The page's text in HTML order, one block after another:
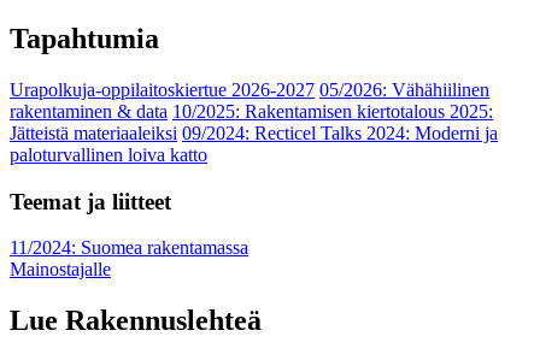
Tapahtumia
Urapolkuja-oppilaitoskiertue 2026-2027 05/2026: Vähähiilinen
rakentaminen & data 10/2025: Rakentamisen kiertotalous 2025:
Jätteistä materiaaleiksi 09/2024: Recticel Talks 2024: Moderni ja
paloturvallinen loiva katto
Teemat ja liitteet
11/2024: Suomea rakentamassa
Mainostajalle
Lue Rakennuslehteä